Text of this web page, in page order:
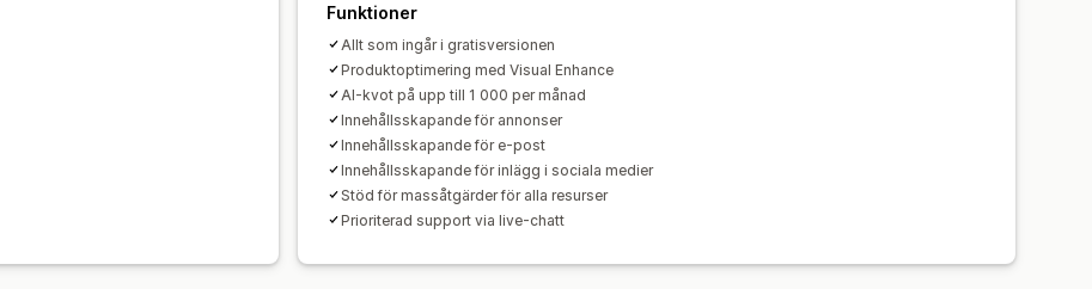
Anpassat varumärke
Funktioner
Allt som ingår i gratisversionen
Produktoptimering med Visual Enhance
AI-kvot på upp till 1 000 per månad
Innehållsskapande för annonser
Innehållsskapande för e-post
Innehållsskapande för inlägg i sociala medier
Stöd för massåtgärder för alla resurser
Prioriterad support via live-chatt